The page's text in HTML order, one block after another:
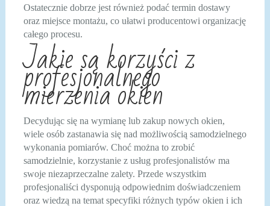
Ostatecznie dobrze jest również podać termin dostawy
oraz miejsce montażu, co ułatwi producentowi organizację
całego procesu.
Jakie są korzyści z
profesjonalnego
mierzenia okien
Decydując się na wymianę lub zakup nowych okien,
wiele osób zastanawia się nad możliwością samodzielnego
wykonania pomiarów. Choć można to zrobić
samodzielnie, korzystanie z usług profesjonalistów ma
swoje niezaprzeczalne zalety. Przede wszystkim
profesjonaliści dysponują odpowiednim doświadczeniem
oraz wiedzą na temat specyfiki różnych typów okien i ich